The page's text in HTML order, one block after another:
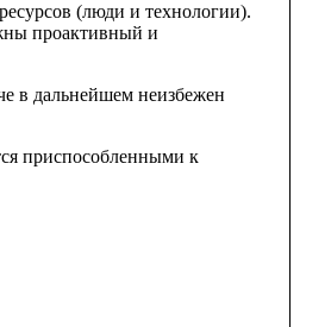
ресурсов (люди и технологии).
проактивный и
в дальнейшем неизбежен
приспособленными к